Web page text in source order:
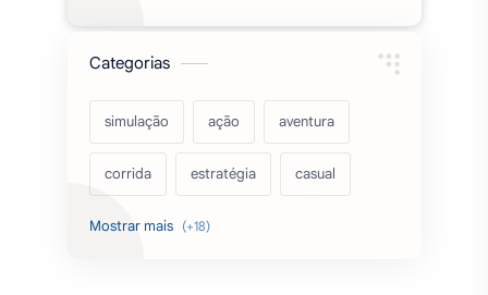
Categorias
simulação ação aventura
corrida estratégia casual
acarde esportes